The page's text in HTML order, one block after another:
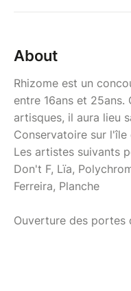
About
Rhizome est un
entre 16ans et
artisques, il aura lieu
Conservatoire sur l'île
Les artistes suivants
Don't F, Lïa,
Ferreira, Planche
Ouverture des portes